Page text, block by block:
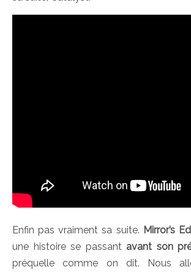
Enfin pas vraiment sa suite. Mirror’s
une histoire se passant avant son
préquelle comme on dit. Nous